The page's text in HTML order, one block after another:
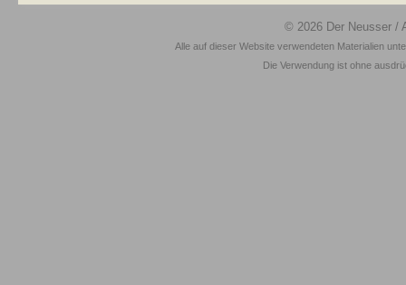
© 2026 Der Neusser /
Alle auf dieser Website verwendeten Materialien
Die Verwendung ist ohne